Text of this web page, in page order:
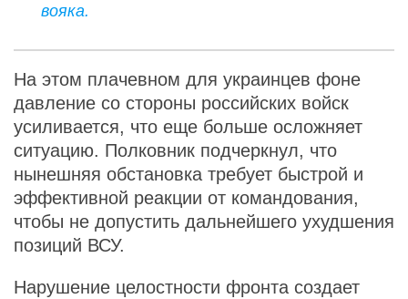
вояка.
На этом плачевном для украинцев фоне
давление со стороны российских войск
усиливается, что еще больше осложняет
ситуацию. Полковник подчеркнул, что
нынешняя обстановка требует быстрой и
эффективной реакции от командования,
чтобы не допустить дальнейшего ухудшения
позиций ВСУ.
Нарушение целостности фронта создает